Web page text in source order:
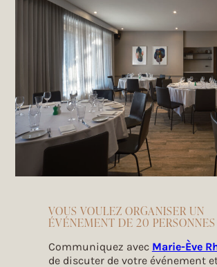
VOUS VOULEZ ORGANISER UN
ÉVÉNEMENT DE 20
Communiquez avec Marie-Ève
de discuter de votre événement et